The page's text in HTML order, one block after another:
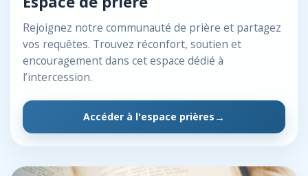
Rejoignez notre communauté de prière et partagez
vos requêtes. Trouvez réconfort, soutien et
encouragement dans cet espace dédié à
l’intercession.
Accéder à l'espace prières